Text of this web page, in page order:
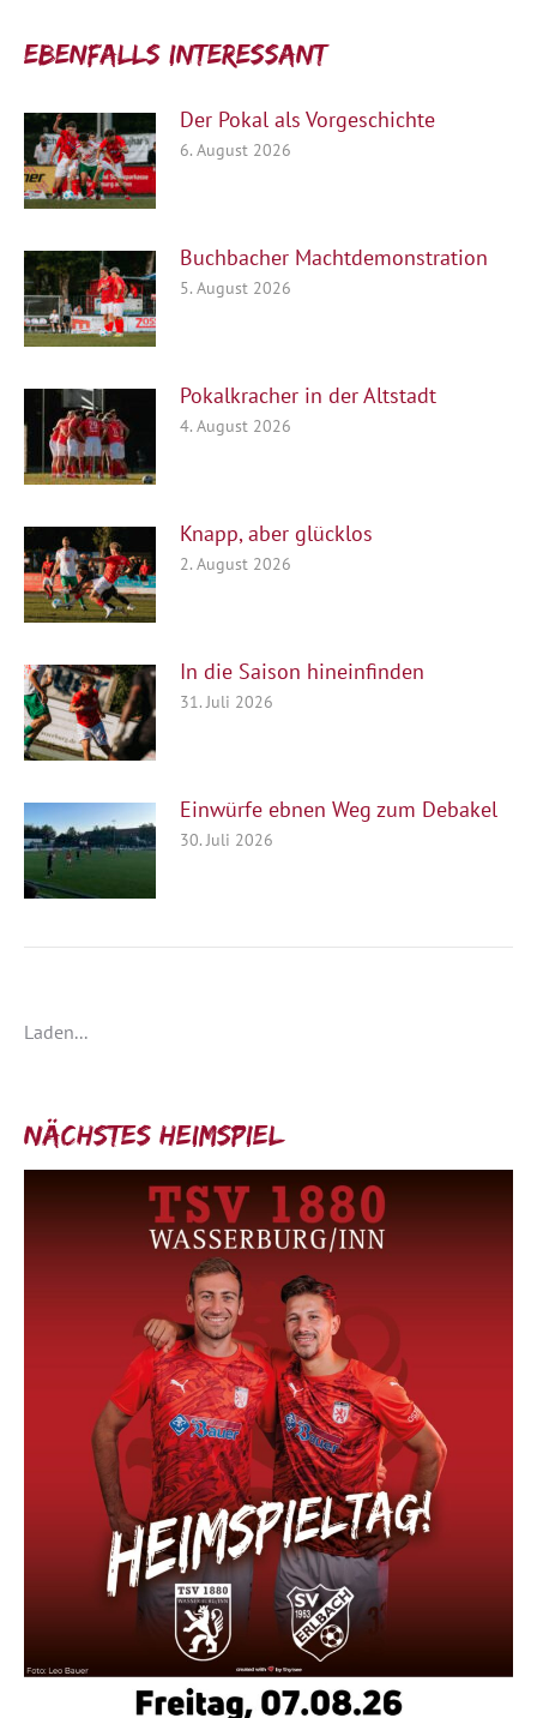
Ebenfalls interessant:
Der Pokal als Vorgeschichte
6. August 2026
Buchbacher Machtdemonstration
5. August 2026
Pokalkracher in der Altstadt
4. August 2026
Knapp, aber glücklos
2. August 2026
In die Saison hineinfinden
31. Juli 2026
Einwürfe ebnen Weg zum Debakel
30. Juli 2026
Laden...
Nächstes Heimspiel